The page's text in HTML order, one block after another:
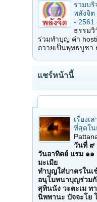
ร่วมบริ
พลังจิต
- 2561
ธรรม
ร่วมทำบุญ ค่า
ถวายเป็นพุทธบูชา
แชร์หน้านี้
เรื่องเ
ที่สุดใ
วันที่ ๙
วันอาทิตย์ แรม ๑
มะเมีย
ทำบุญใส่บาตรในเ
อนุโมทนาบุญร่วม
สุทินนัง วะตะเม ท
นิพพานะ ปัจจะโย